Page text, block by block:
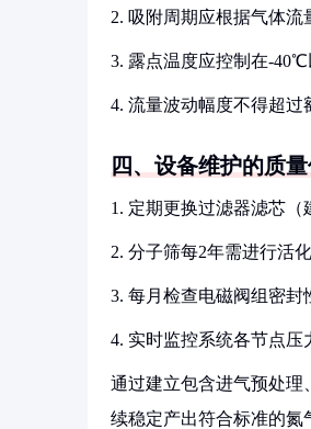
2. 吸附周期应根据气体流
3. 露点温度应控制在-40℃
4. 流量波动幅度不得超过
四、设备维护的质
1. 定期更换过滤器滤芯（
2. 分子筛每2年需进行活
3. 每月检查电磁阀组密封
4. 实时监控系统各节点压
通过建立包含进气预处理
续稳定产出符合标准的氮